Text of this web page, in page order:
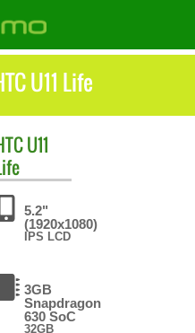
U11 Life
U11
5.2"
(1920x1080)
IPS LCD
3GB
Snapdragon
630 SoC
32GB